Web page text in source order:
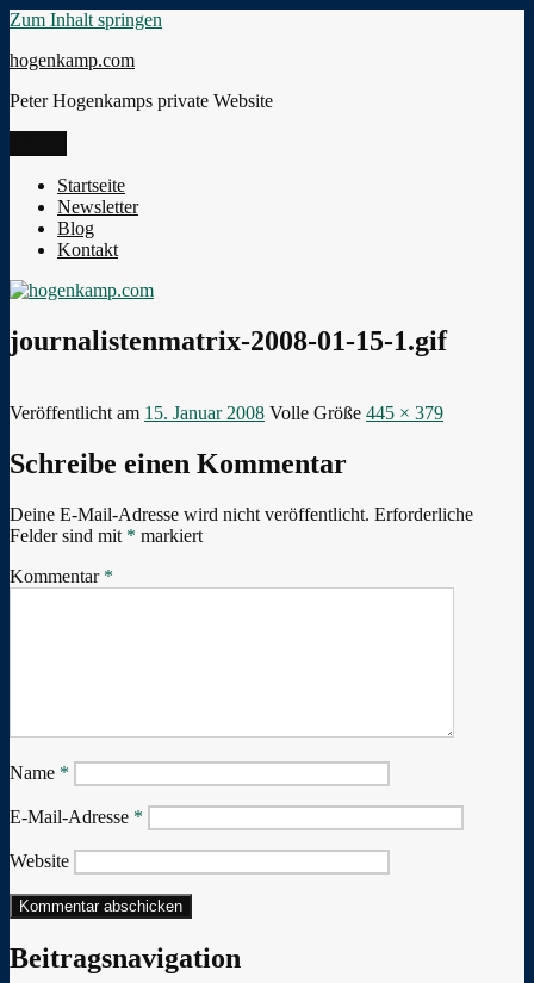
Zum Inhalt springen
hogenkamp.com
Peter Hogenkamps private Website
Startseite
Newsletter
Blog
Kontakt
journalistenmatrix-2008-01-15-1.gif
Veröffentlicht am 15. Januar 2008 Volle Größe 445 × 379
Schreibe einen Kommentar
Deine E-Mail-Adresse wird nicht veröffentlicht. Erforderliche
Felder sind mit * markiert
Kommentar *
Name *
E-Mail-Adresse *
Website
Beitragsnavigation